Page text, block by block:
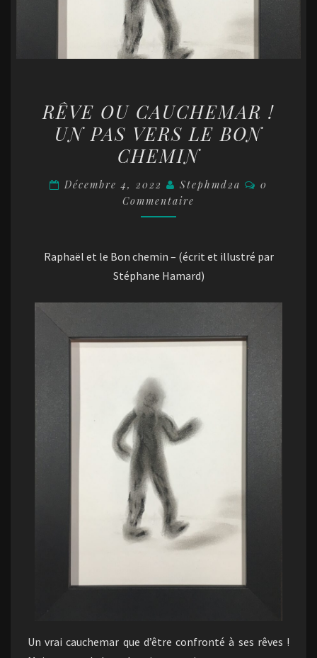
OU
CAUCHEMAR
!
PAS
CHEMIN
RÊVE OU CAUCHEMAR !
UN PAS VERS LE BON
CHEMIN
Décembre 4, 2022 Stephmd2a
0
Commentaire
Raphaël et le Bon chemin – (écrit et illustré par
Stéphane Hamard)
Un vrai cauchemar que d’être confronté à ses rêves !